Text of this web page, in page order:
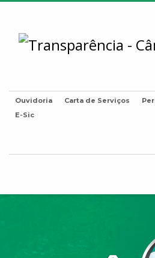
Ouvidoria Carta de Serviços
E-Sic